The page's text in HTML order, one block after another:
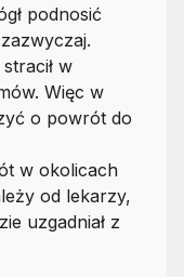
podnosić
w
Więc w
o powrót do
w okolicach
od lekarzy,
uzgadniał z